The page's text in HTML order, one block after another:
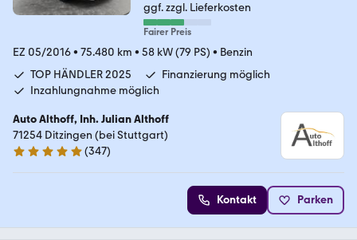
ggf. zzgl. Lieferkosten
Fairer Preis
EZ 05/2016• 75.480 km • 58 kW (79 PS) • Benzin
TOP HÄNDLER 2025
Finanzierung möglich
Inzahlungnahme möglich
Auto Althoff, Inh. Julian Althoff
71254 Ditzingen (bei Stuttgart)
4.8 Sterne
(347)
Kontakt Parken